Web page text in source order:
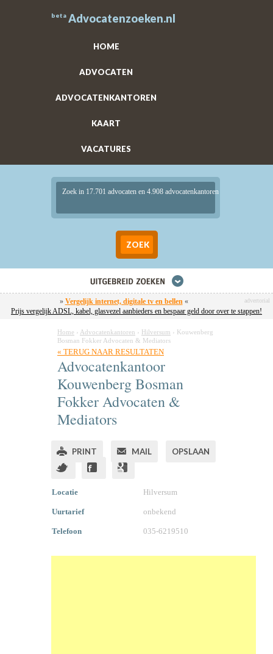
beta Advocatenzoeken.nl
HOME
ADVOCATEN
ADVOCATENKANTOREN
KAART
VACATURES
Zoek in 17.701 advocaten en 4.908 advocatenkantoren
» Vergelijk internet, digitale tv en bellen« advertorial
Prijs vergelijk ADSL, kabel, glasvezel aanbieders en bespaar geld door over te stappen!
Home › Advocatenkantoren › Hilversum ›
Kouwenberg
Bosman Fokker Advocaten & Mediators
« TERUG NAAR RESULTATEN
Advocatenkantoor
Kouwenberg Bosman
Fokker Advocaten &
Mediators
PRINT MAIL OPSLAAN
Locatie Hilversum
Uurtarief onbekend
Telefoon 035-6219510